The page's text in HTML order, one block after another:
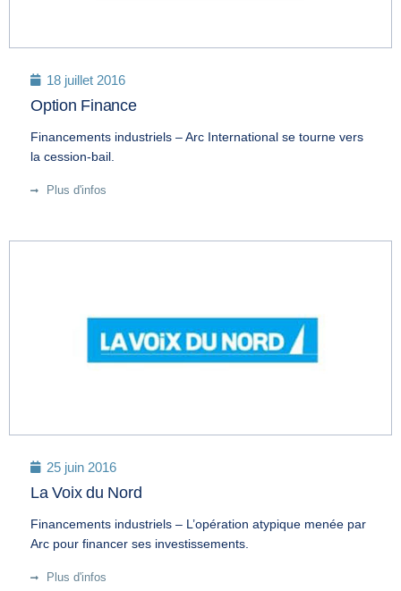
18 juillet 2016
Option Finance
Financements industriels – Arc International se tourne vers
la cession-bail.
Plus d'infos
25 juin 2016
La Voix du Nord
Financements industriels – L’opération atypique menée par
Arc pour financer ses investissements.
Plus d'infos